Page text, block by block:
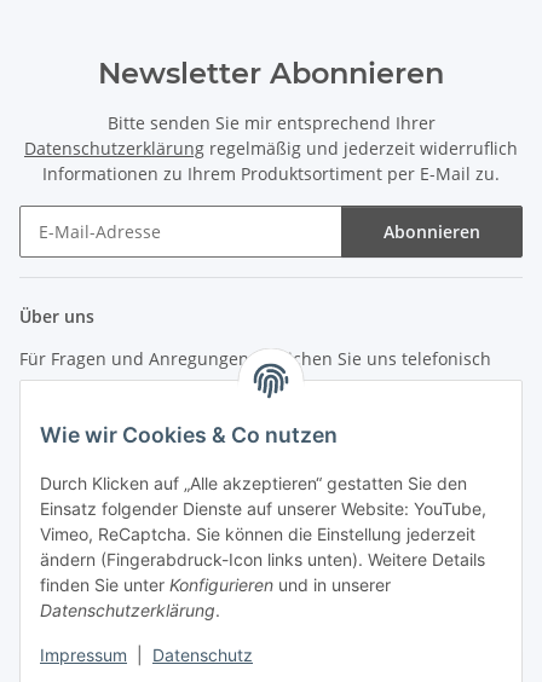
Wie wir Cookies & Co nutzen
Durch Klicken auf „Alle akzeptieren“ gestatten Sie den
Einsatz folgender Dienste auf unserer Website: YouTube,
Vimeo, ReCaptcha. Sie können die Einstellung jederzeit
ändern (Fingerabdruck-Icon links unten). Weitere Details
finden Sie unter Konfigurieren und in unserer
Datenschutzerklärung.
Impressum Datenschutz
Newsletter Abonnieren
Bitte senden Sie mir entsprechend Ihrer
Datenschutzerklärung regelmäßig und jederzeit widerruflich
Informationen zu Ihrem Produktsortiment per E-Mail zu.
Abonnieren
Über uns
Für Fragen und Anregungen erreichen Sie uns telefonisch
info (at) zweitedel.de
Informationen
Gesetzliche Informationen